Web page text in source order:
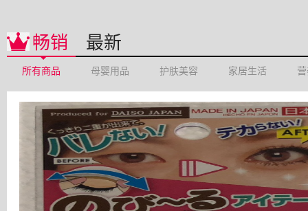
畅销 最新
所有商品 母婴用品 护肤美容 家居生活